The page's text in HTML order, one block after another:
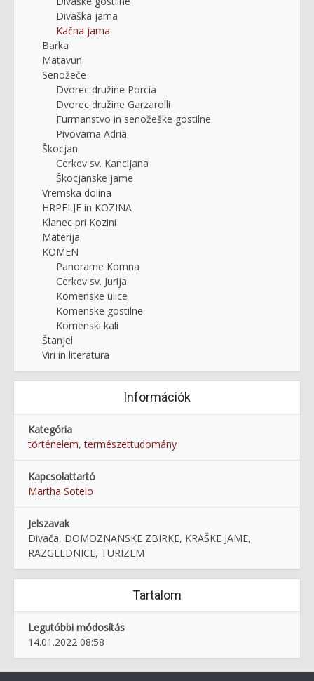
Divaška jama
Kačna jama
Barka
Matavun
Senožeče
Dvorec družine Porcia
Dvorec družine Garzarolli
Furmanstvo in senožeške gostilne
Pivovarna Adria
Škocjan
Cerkev sv. Kancijana
Škocjanske jame
Vremska dolina
HRPELJE in KOZINA
Klanec pri Kozini
Materija
KOMEN
Panorame Komna
Cerkev sv. Jurija
Komenske ulice
Komenske gostilne
Komenski kali
Štanjel
Viri in literatura
Információk
Kategória
történelem,természettudomány
Kapcsolattartó
Martha Sotelo
Jelszavak
Divača, DOMOZNANSKE ZBIRKE, KRAŠKE JAME,
RAZGLEDNICE, TURIZEM
Tartalom
Legutóbbi módosítás
14.01.2022 08:58